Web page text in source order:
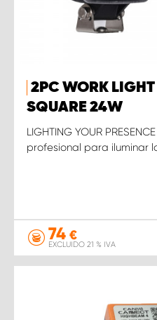
2PC WORK
SQUARE 24W
LIGHTING YOUR
profesional para iluminar
74 €
EXCLUIDO 21 % IVA